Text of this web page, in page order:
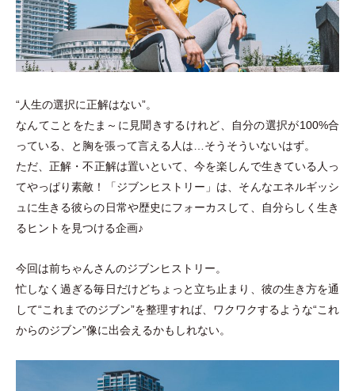
“人生の選択に正解はない”。
なんてことをたま～に見聞きするけれど、自分の選択が100%合
っている、と胸を張って言える人は…そうそういないはず。
ただ、正解 ・不正解は置いといて、今を楽しんで生きている人っ
てやっぱり素敵！
「ジブンヒストリー 」 は、そんなエネルギッシ
ュに生きる彼らの日常や歴史にフォーカスして、自分らしく生き
るヒントを見つける企画♪
今回は前ちゃんさんのジブンヒストリー。
忙しなく過ぎる毎日だけどちょっと立ち止まり、彼の生き方を通
して“これまでのジブン”を整理すれば、ワクワクするような“これ
からのジブン”像に出会えるかもしれない。